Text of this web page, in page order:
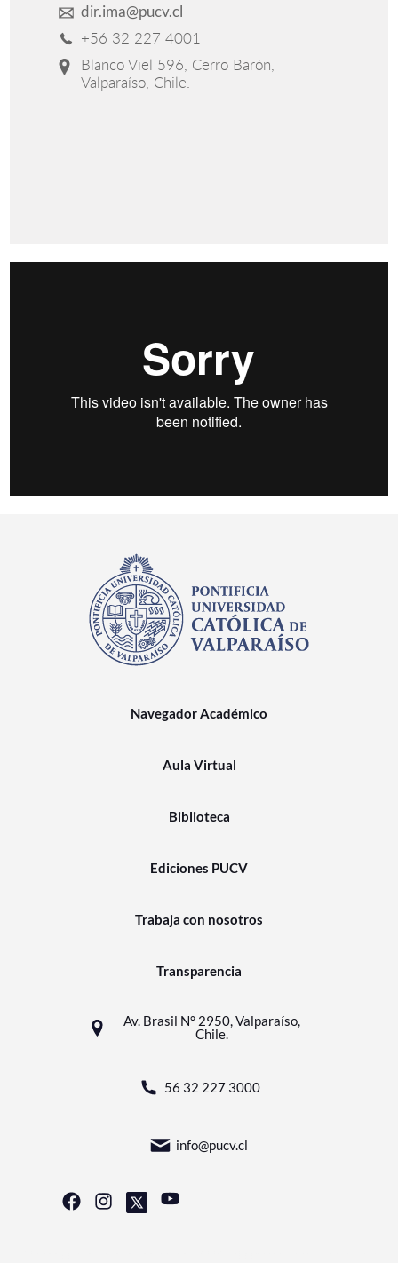
dir.ima@pucv.cl
+56 32 227 4001
Blanco Viel 596, Cerro Barón,
Valparaíso, Chile.
Navegador Académico
Aula Virtual
Biblioteca
Ediciones PUCV
Trabaja con nosotros
Transparencia
Av. Brasil N° 2950, Valparaíso,
Chile.
56 32 227 3000
info@pucv.cl